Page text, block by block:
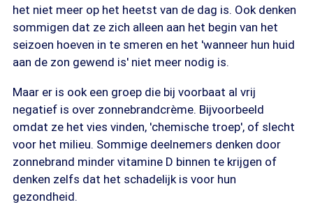
het niet meer op het heetst van de dag is. Ook denken
sommigen dat ze zich alleen aan het begin van het
seizoen hoeven in te smeren en het 'wanneer hun huid
aan de zon gewend is' niet meer nodig is.
Maar er is ook een groep die bij voorbaat al vrij
negatief is over zonnebrandcrème. Bijvoorbeeld
omdat ze het vies vinden, 'chemische troep', of slecht
voor het milieu. Sommige deelnemers denken door
zonnebrand minder vitamine D binnen te krijgen of
denken zelfs dat het schadelijk is voor hun
gezondheid.